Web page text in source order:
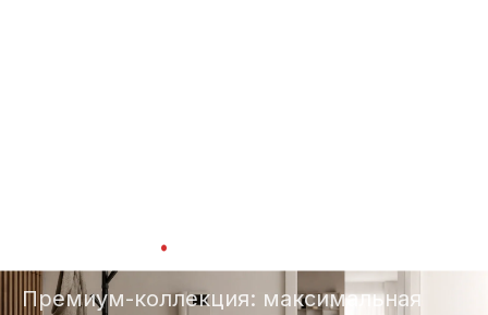
.
Премиум-коллекция: максимальная